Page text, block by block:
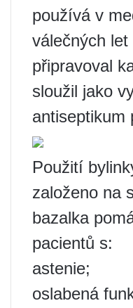
používá v
válečných
připravoval
sloužil jako
antiseptikum
Použití
založeno na
bazalka
pacientů s:
astenie;
oslabená